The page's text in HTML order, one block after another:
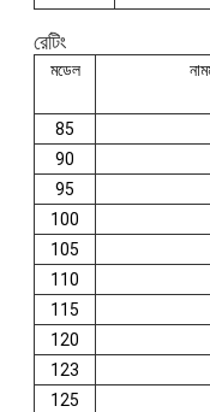
রেটিং
মডেল
85
90
95
100
105
110
115
120
123
125